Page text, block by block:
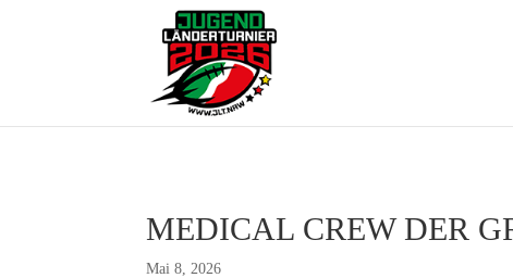
MEDICAL CREW DER
Mai 8, 2026